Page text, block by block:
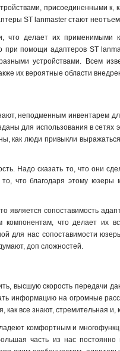
присоединенными к,
ST lanmaster стают
что делает их применимыми
помощи адаптеров ST
устройствами. Всем
их вероятные области
неподменным инвентарем
для использования в сетях
как люди привыкли
Надо сказать то, что они
что благодаря этому юзеры
сопоставимость
что делает их
для нас сопоставимости
доп сложностей.
высшую скорость передачи
информацию на огромные
все знают, стремительная
комфортным и
часть из нас